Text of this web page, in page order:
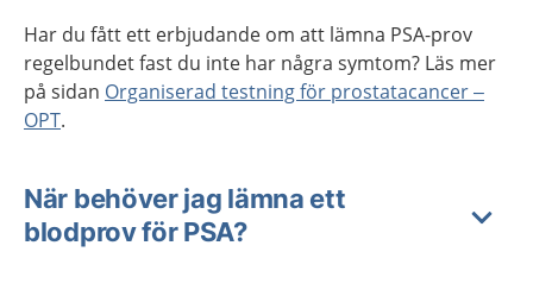
Har du fått ett erbjudande om att lämna PSA-prov
regelbundet fast du inte har några symtom? Läs mer
på sidan Organiserad testning för prostatacancer –
OPT.
När behöver jag lämna ett
blodprov för PSA?